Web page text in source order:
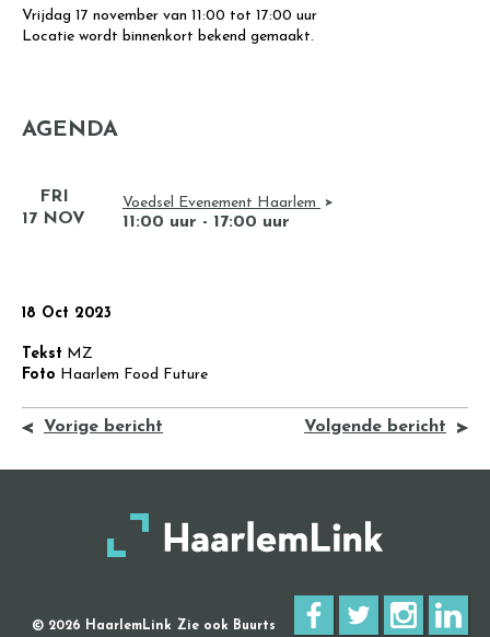
Vrijdag 17 november van 11:00 tot 17:00 uur
Locatie wordt binnenkort bekend gemaakt.
AGENDA
FRI
17 NOV
Voedsel Evenement Haarlem
11:00 uur - 17:00 uur
18 Oct 2023
Tekst MZ
Foto Haarlem Food Future
Vorige bericht Volgende bericht
© 2026 HaarlemLink Zie ook Buurts